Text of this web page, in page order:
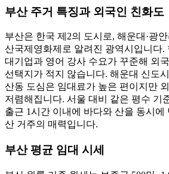
부산 주거 특징과 외국인 친화도
부산은 한국 제2의 도시로, 해운대·광
산국제영화제로 알려진 광역시입니다.
대기업과 영어 강사 수요가 꾸준해 외
선택지가 적지 않습니다. 해운대 신도
산동 도심은 임대료가 높은 편이지만
저렴해집니다. 서울 대비 같은 평수 기
출근 1시간 이내에 바다와 산을 동시에
산 거주의 매력입니다.
부산 평균 임대 시세